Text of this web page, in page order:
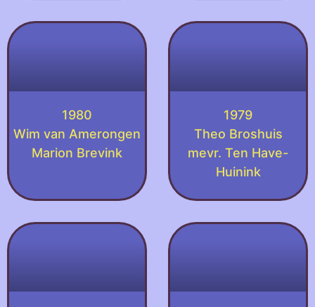
1980
Wim van Amerongen
Marion Brevink
1979
Theo Broshuis
mevr. Ten Have-
Huinink